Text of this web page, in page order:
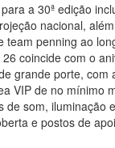
a 30ª edição
nacional,
team penning ao
coincide com o
grande porte, com
VIP de no mínimo
de som, iluminação
e postos de